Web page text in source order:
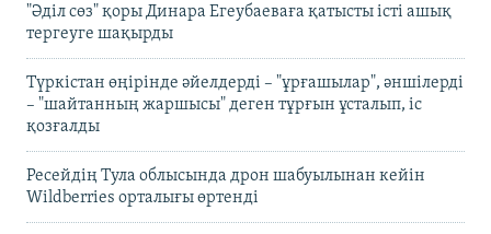
"Әділ сөз" қоры Динара Егеубаеваға қатысты істі ашық
тергеуге шақырды
Түркістан өңірінде әйелдерді – "ұрғашылар", әншілерді
– "шайтанның жаршысы" деген тұрғын ұсталып, іс
қозғалды
Ресейдің Тула облысында дрон шабуылынан кейін
Wildberries орталығы өртенді